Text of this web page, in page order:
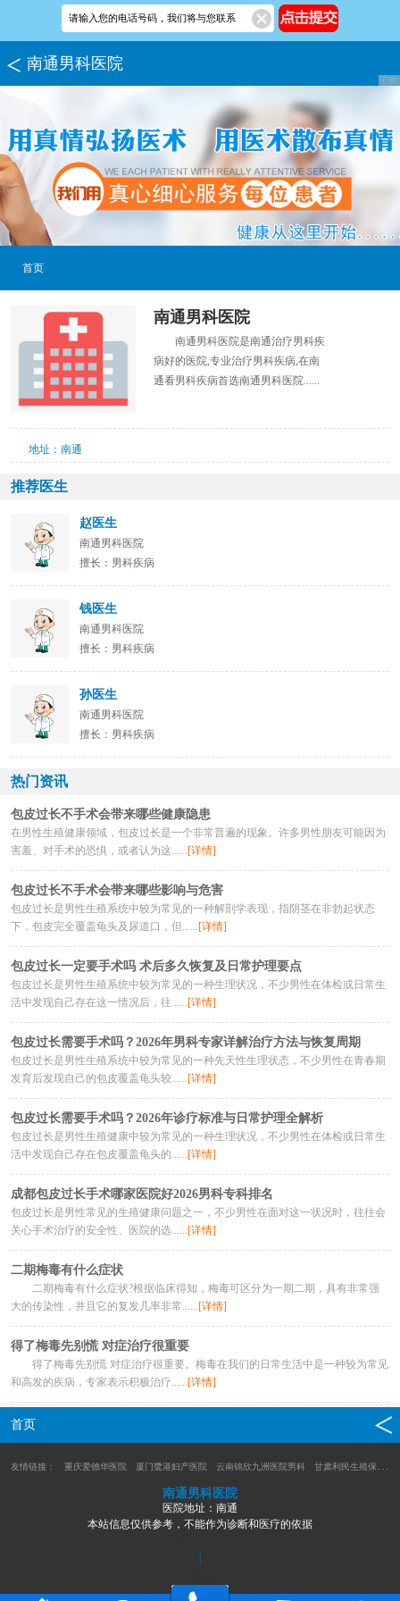
南通男科医院
首页
南通男科医院
南通男科医院是南通治疗男科疾
病好的医院,专业治疗男科疾病,在南
通看男科疾病首选南通男科医院......
地址：南通
推荐医生
赵医生
南通男科医院
擅长：男科疾病
钱医生
南通男科医院
擅长：男科疾病
孙医生
南通男科医院
擅长：男科疾病
热门资讯
包皮过长不手术会带来哪些健康隐患
在男性生殖健康领域，包皮过长是一个非常普遍的现象。许多男性朋友可能因为
害羞、对手术的恐惧，或者认为这......[详情]
包皮过长不手术会带来哪些影响与危害
包皮过长是男性生殖系统中较为常见的一种解剖学表现，指阴茎在非勃起状态
下，包皮完全覆盖龟头及尿道口，但......[详情]
包皮过长一定要手术吗 术后多久恢复及日常护理要点
包皮过长是男性生殖系统中较为常见的一种生理状况，不少男性在体检或日常生
活中发现自己存在这一情况后，往......[详情]
包皮过长需要手术吗？2026年男科专家详解治疗方法与恢复周期
包皮过长是男性生殖系统中较为常见的一种先天性生理状态，不少男性在青春期
发育后发现自己的包皮覆盖龟头较......[详情]
包皮过长需要手术吗？2026年诊疗标准与日常护理全解析
包皮过长是男性生殖健康中较为常见的一种生理状况，不少男性在体检或日常生
活中发现自己存在包皮覆盖龟头的......[详情]
成都包皮过长手术哪家医院好2026男科专科排名
包皮过长是男性常见的生殖健康问题之一，不少男性在面对这一状况时，往往会
关心手术治疗的安全性、医院的选......[详情]
二期梅毒有什么症状
二期梅毒有什么症状?根据临床得知，梅毒可区分为一期二期，具有非常强
大的传染性，并且它的复发几率非常......[详情]
得了梅毒先别慌 对症治疗很重要
得了梅毒先别慌 对症治疗很重要。梅毒在我们的日常生活中是一种较为常见
和高发的疾病，专家表示积极治疗......[详情]
首页
友情链接： 重庆爱德华医院 厦门鹭港妇产医院 云南锦欣九洲医院男科 甘肃利民生殖保健医院
南通男科医院
医院地址：南通
本站信息仅供参考，不能作为诊断和医疗的依据